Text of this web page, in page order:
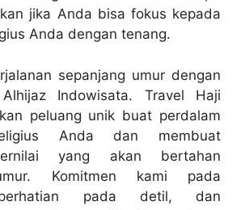
jika Anda bisa fokus kepada
Anda dengan tenang.
sepanjang umur dengan
Indowisata. Travel Haji
peluang unik buat perdalam
Anda dan membuat
yang akan bertahan
Komitmen kami pada
pada detil, dan